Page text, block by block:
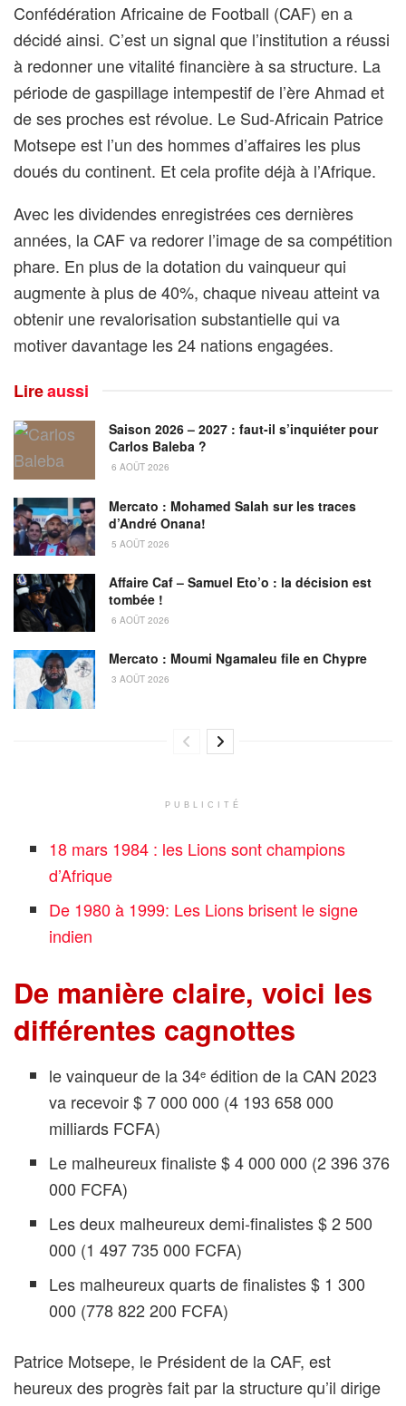
Confédération Africaine de Football (CAF) en a
décidé ainsi. C’est un signal que l’institution a réussi
à redonner une vitalité financière à sa structure. La
période de gaspillage intempestif de l’ère Ahmad et
de ses proches est révolue. Le Sud-Africain Patrice
Motsepe est l’un des hommes d’affaires les plus
doués du continent. Et cela profite déjà à l’Afrique.
Avec les dividendes enregistrées ces dernières
années, la CAF va redorer l’image de sa compétition
phare. En plus de la dotation du vainqueur qui
augmente à plus de 40%, chaque niveau atteint va
obtenir une revalorisation substantielle qui va
motiver davantage les 24 nations engagées.
Lireaussi
Saison 2026 – 2027 : faut-il s’inquiéter pour
Carlos Baleba ?
6 AOÛT 2026
Mercato : Mohamed Salah sur les traces
d’André Onana!
5 AOÛT 2026
Affaire Caf – Samuel Eto’o : la décision est
tombée !
6 AOÛT 2026
Mercato : Moumi Ngamaleu file en Chypre
3 AOÛT 2026
PUBLICITÉ
18 mars 1984 : les Lions sont champions
d’Afrique
De 1980 à 1999: Les Lions brisent le signe
indien
De manière claire, voici les
différentes cagnottes
le vainqueur de la 34eédition de la CAN 2023
va recevoir $ 7 000 000 (4 193 658 000
milliards FCFA)
Le malheureux finaliste $ 4 000 000 (2 396 376
000 FCFA)
Les deux malheureux demi-finalistes $ 2 500
000 (1 497 735 000 FCFA)
Les malheureux quarts de finalistes $ 1 300
000 (778 822 200 FCFA)
Patrice Motsepe, le Président de la CAF, est
heureux des progrès fait par la structure qu’il dirige